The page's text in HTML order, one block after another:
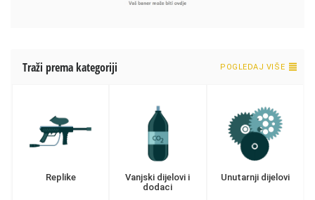
Traži prema kategoriji POGLEDAJ VIŠE
Replike
Vanjski dijelovi i
dodaci
Unutarnji dijelovi